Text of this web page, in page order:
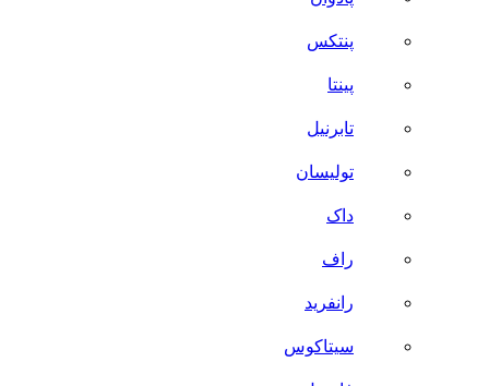
پنتکس
پینتا
تابرنیل
تولیسان
داک
راف
رانفرید
سیتاکوس